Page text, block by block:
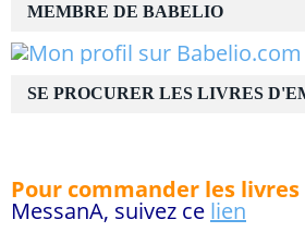
MEMBRE DE BABELIO
SE PROCURER LES LIVRES
Pour commander les livres
MessanA, suivez ce lien